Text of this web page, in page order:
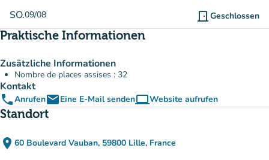
SO.09/08 door_front Geschlossen
Praktische Informationen
Zusätzliche Informationen
Nombre de places assises : 32
Kontakt
phoneAnrufenemailEine E-Mail sendencomputerWebsite aufrufen
(new tab)
Standort
place 60 Boulevard Vauban, 59800 Lille, France
(in Google Maps öffnen)
(new tab)